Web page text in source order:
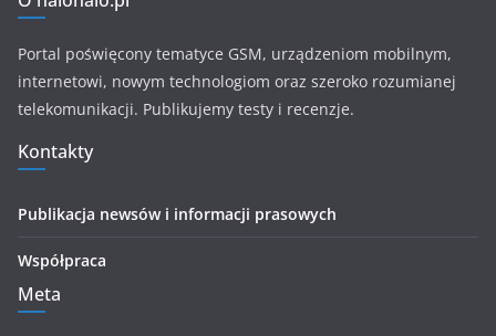
Portal poświęcony tematyce GSM, urządzeniom mobilnym,
internetowi, nowym technologiom oraz szeroko rozumianej
telekomunikacji. Publikujemy testy i recenzje.
Kontakty
Publikacja newsów i informacji prasowych
Współpraca
Meta